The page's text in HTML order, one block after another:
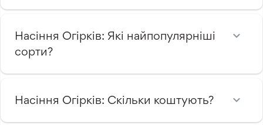
Насіння Огірків: Які найпопулярніші
сорти?
Насіння Огірків: Скільки коштують?